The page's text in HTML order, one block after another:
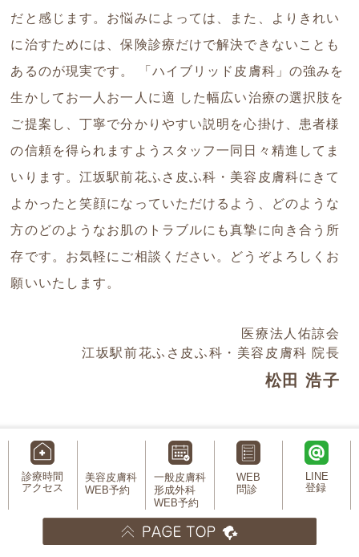
だと感じます。お悩みによっては、また、よりきれい
に治すためには、保険診療だけで解決できないことも
あるのが現実です。 「ハイブリッド皮膚科」の強みを
生かしてお一人お一人に適 した幅広い治療の選択肢を
ご提案し、丁寧で分かりやすい説明を心掛け、患者様
の信頼を得られますようスタッフ一同日々精進してま
いります。江坂駅前花ふさ皮ふ科・美容皮膚科にきて
よかったと笑顔になっていただけるよう、どのような
方のどのようなお肌のトラブルにも真摯に向き合う所
存です。お気軽にご相談ください。どうぞよろしくお
願いいたします。
医療法人佑諒会
江坂駅前花ふさ皮ふ科・美容皮膚科 院長
松田 浩子
Profile
略歴
診療時間
アクセス
美容皮膚科
WEB予約
一般皮膚科
形成外科
WEB予約
WEB
問診
LINE
登録